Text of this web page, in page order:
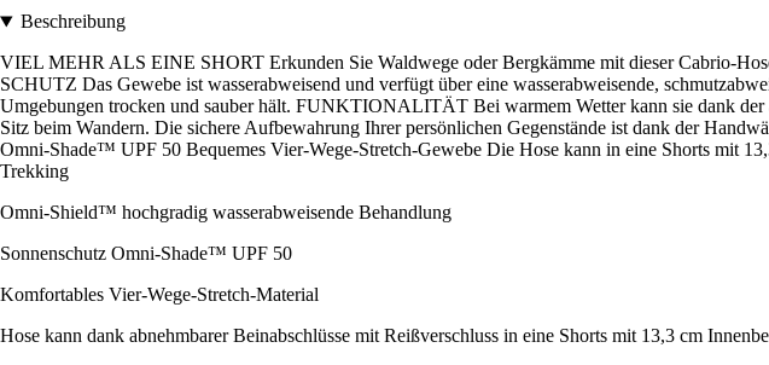
Beschreibung
VIEL MEHR ALS EINE SHORT Erkunden Sie Waldwege oder Bergkämme mit dieser Cabrio-
SCHUTZ Das Gewebe ist wasserabweisend und verfügt über eine wasserabweisende,
Umgebungen trocken und sauber hält. FUNKTIONALITÄT Bei warmem Wetter kann sie dank
Sitz beim Wandern. Die sichere Aufbewahrung Ihrer persönlichen Gegenstände ist dank der
Omni-Shade™ UPF 50 Bequemes Vier-Wege-Stretch-Gewebe Die Hose kann in eine Shorts mit
Trekking
Omni-Shield™ hochgradig wasserabweisende Behandlung
Sonnenschutz Omni-Shade™ UPF 50
Komfortables Vier-Wege-Stretch-Material
Hose kann dank abnehmbarer Beinabschlüsse mit Reißverschluss in eine Shorts mit 13,3 cm